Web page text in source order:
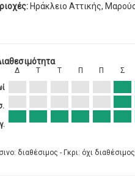
Ηράκλειο Αττικής,
Δ Τ Τ Π Π Σ
διαθέσιμος - Γκρι: όχι διαθέσιμος